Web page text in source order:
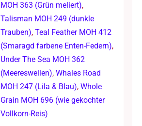
MOH 363 (Grün meliert),
Talisman MOH 249 (dunkle
Trauben), Teal Feather MOH 412
(Smaragd farbene Enten-Federn),
Under The Sea MOH 362
(Meereswellen), Whales Road
MOH 247 (Lila & Blau), Whole
Grain MOH 696 (wie gekochter
Vollkorn-Reis)